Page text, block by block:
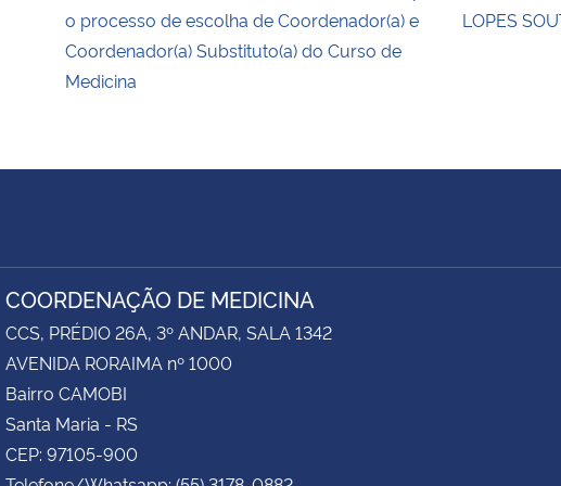
o processo de escolha de Coordenador(a) e
Coordenador(a) Substituto(a) do Curso de
Medicina
LOPES
COORDENAÇÃO DE MEDICINA
CCS, PRÉDIO 26A, 3º ANDAR, SALA 1342
AVENIDA RORAIMA nº 1000
Bairro CAMOBI
Santa Maria - RS
CEP: 97105-900